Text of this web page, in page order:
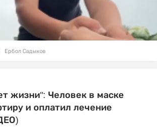
Ербол Садыков
жизни": Человек в маске
и оплатил лечение